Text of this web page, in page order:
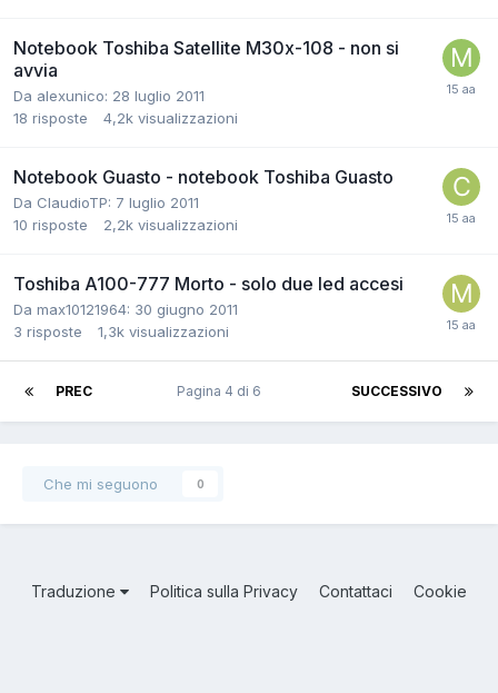
Notebook Toshiba Satellite M30x-108 - non si
avvia
Da alexunico: 28 luglio 2011
18 risposte 4,2k visualizzazioni
Notebook Guasto - notebook Toshiba Guasto
Da ClaudioTP: 7 luglio 2011
10 risposte 2,2k visualizzazioni
Toshiba A100-777 Morto - solo due led accesi
Da max10121964: 30 giugno 2011
3 risposte 1,3k visualizzazioni
PREC SUCCESSIVO
Pagina 4 di 6
Che mi seguono 0
Traduzione Politica sulla Privacy Contattaci Cookie